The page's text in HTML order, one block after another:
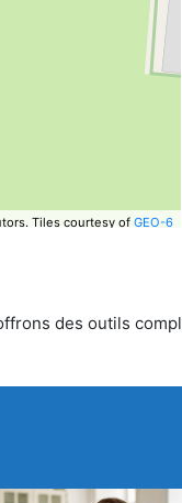
Tiles courtesy of GEO-6
des outils